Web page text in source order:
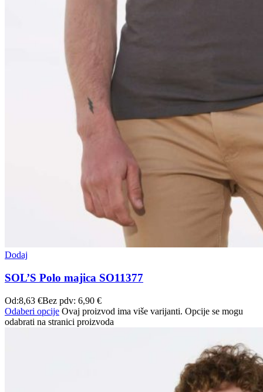
Dodaj
SOL’S Polo majica SO11377
Od:8,63 €Bez pdv: 6,90 €
Odaberi opcije Ovaj proizvod ima više varijanti. Opcije se mogu
odabrati na stranici proizvoda